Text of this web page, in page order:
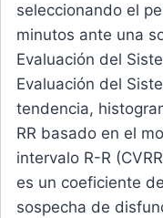
seleccionando el
minutos ante una
Evaluación del
Evaluación del
tendencia,
RR basado en el
intervalo R-R
es un coeficiente
sospecha de